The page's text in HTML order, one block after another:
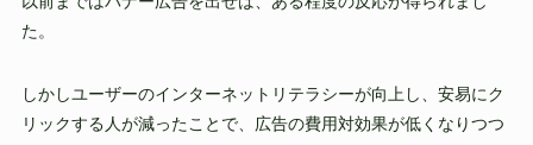
た。
しかしユーザーのインターネットリテラシーが向上し、安易にク
リックする人が減ったことで、広告の費用対効果が低くなりつつ